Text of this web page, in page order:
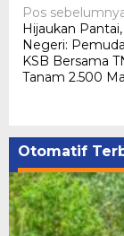
Navigasi
pos
Pos
Hijaukan
Negeri:
KSB Bersama
Tanam 2.500
Otomatif